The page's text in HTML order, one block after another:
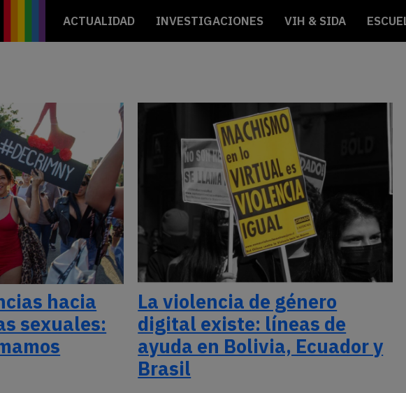
ACTUALIDAD INVESTIGACIONES VIH & SIDA
hacia
sexuales:
La violencia de género
digital existe: líneas de
ayuda en Bolivia, Ecuador y
Brasil